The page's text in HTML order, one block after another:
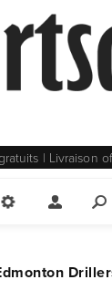
| Livraison